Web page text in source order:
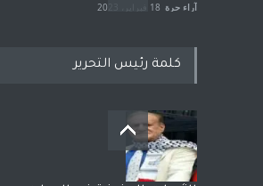
آراء حرة 18 فبراير، 2023
بعد معارك قضائية طاحنة كتب
وترافع فيها بنفسه مرة اخرى..
الشيخ طارق يوسف يقهر
كلمة رئيس التحرير